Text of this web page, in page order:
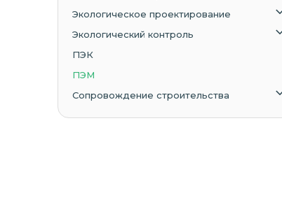
Экологическое проектирование
Экологический контроль
ПЭК
ПЭМ
Сопровождение строительства